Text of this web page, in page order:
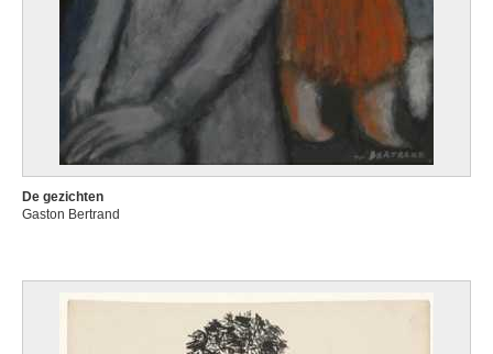
De gezichten
Gaston Bertrand